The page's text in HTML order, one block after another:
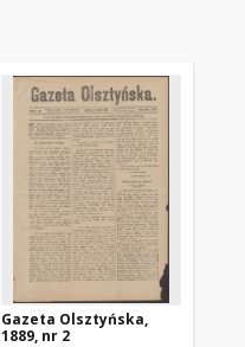
Gazeta Olsztyńska,
1889, nr 2